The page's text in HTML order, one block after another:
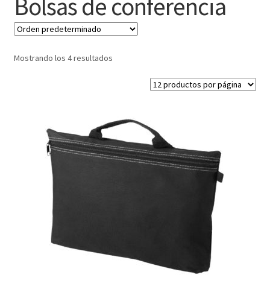
Técnicas del grabado
Contactar
Bolsas de conferencia
Mostrando los 4 resultados